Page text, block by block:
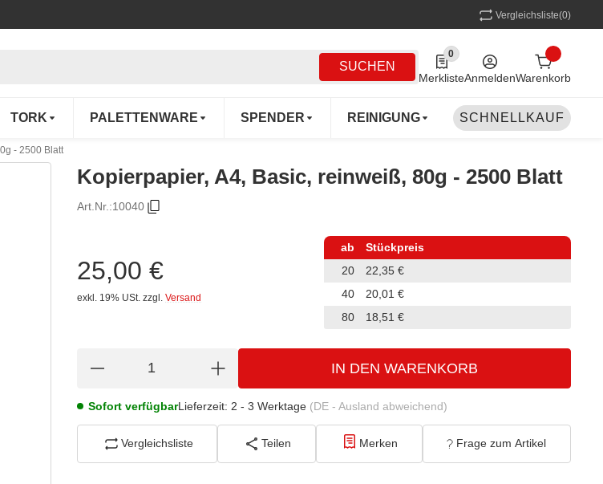
Vergleichsliste(0)
SUCHEN
0
0 Produkte in der Liste
MerklisteAnmeldenWarenkorb
TORK PALETTENWARE SPENDER REINIGUNG MEHRWEG
SCHNELLKAUF
- 2500 Blatt
Kopierpapier, A4, Basic, reinweiß, 80g - 2500 Blatt
Art.Nr.:10040
25,00 €
exkl. 19% USt. zzgl. Versand
ab
Stückpreis
20
22,35 €
40
20,01 €
80
18,51 €
IN DEN WARENKORB
Sofort verfügbarLieferzeit: 2 - 3 Werktage (DE - Ausland abweichend)
Vergleichsliste Teilen Merken Frage zum Artikel